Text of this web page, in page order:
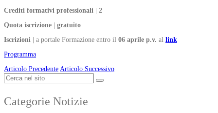
Crediti formativi professionali
2
Quota iscrizione
gratuito
Iscrizioni | a portale Formazione entro il 06 aprile p.v. al link
Programma
Articolo Precedente Articolo Successivo
Categorie Notizie